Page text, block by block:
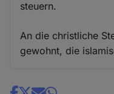
steuern.
An die christliche
gewohnt, die